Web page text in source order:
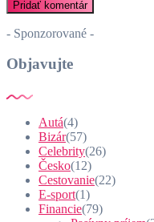
- Sponzorované -
Objavujte
Autá(4)
Bizár(57)
Celebrity(26)
Česko(12)
Cestovanie(22)
E-sport(1)
Financie(79)